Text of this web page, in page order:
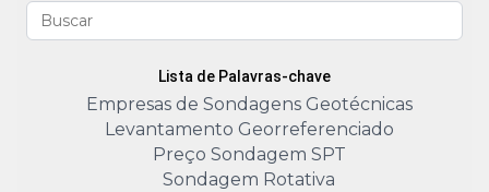
Lista de Palavras-chave
Empresas de Sondagens Geotécnicas
Levantamento Georreferenciado
Preço Sondagem SPT
Sondagem Rotativa